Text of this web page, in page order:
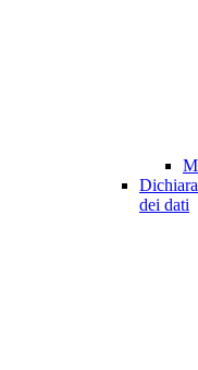
dei dati